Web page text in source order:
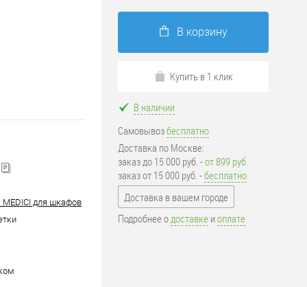
MEDICI для шкафов
В корзину
Купить в 1 клик
В наличии
Самовывозбесплатно
Доставка по Москве:
заказ до 15 000 руб. -от 899 руб.
заказ от 15 000 руб. -бесплатно
Доставка в вашем городе
Подробнее одоставке и оплате